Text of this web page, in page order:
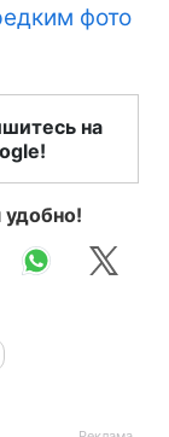
фото
на
удобно!